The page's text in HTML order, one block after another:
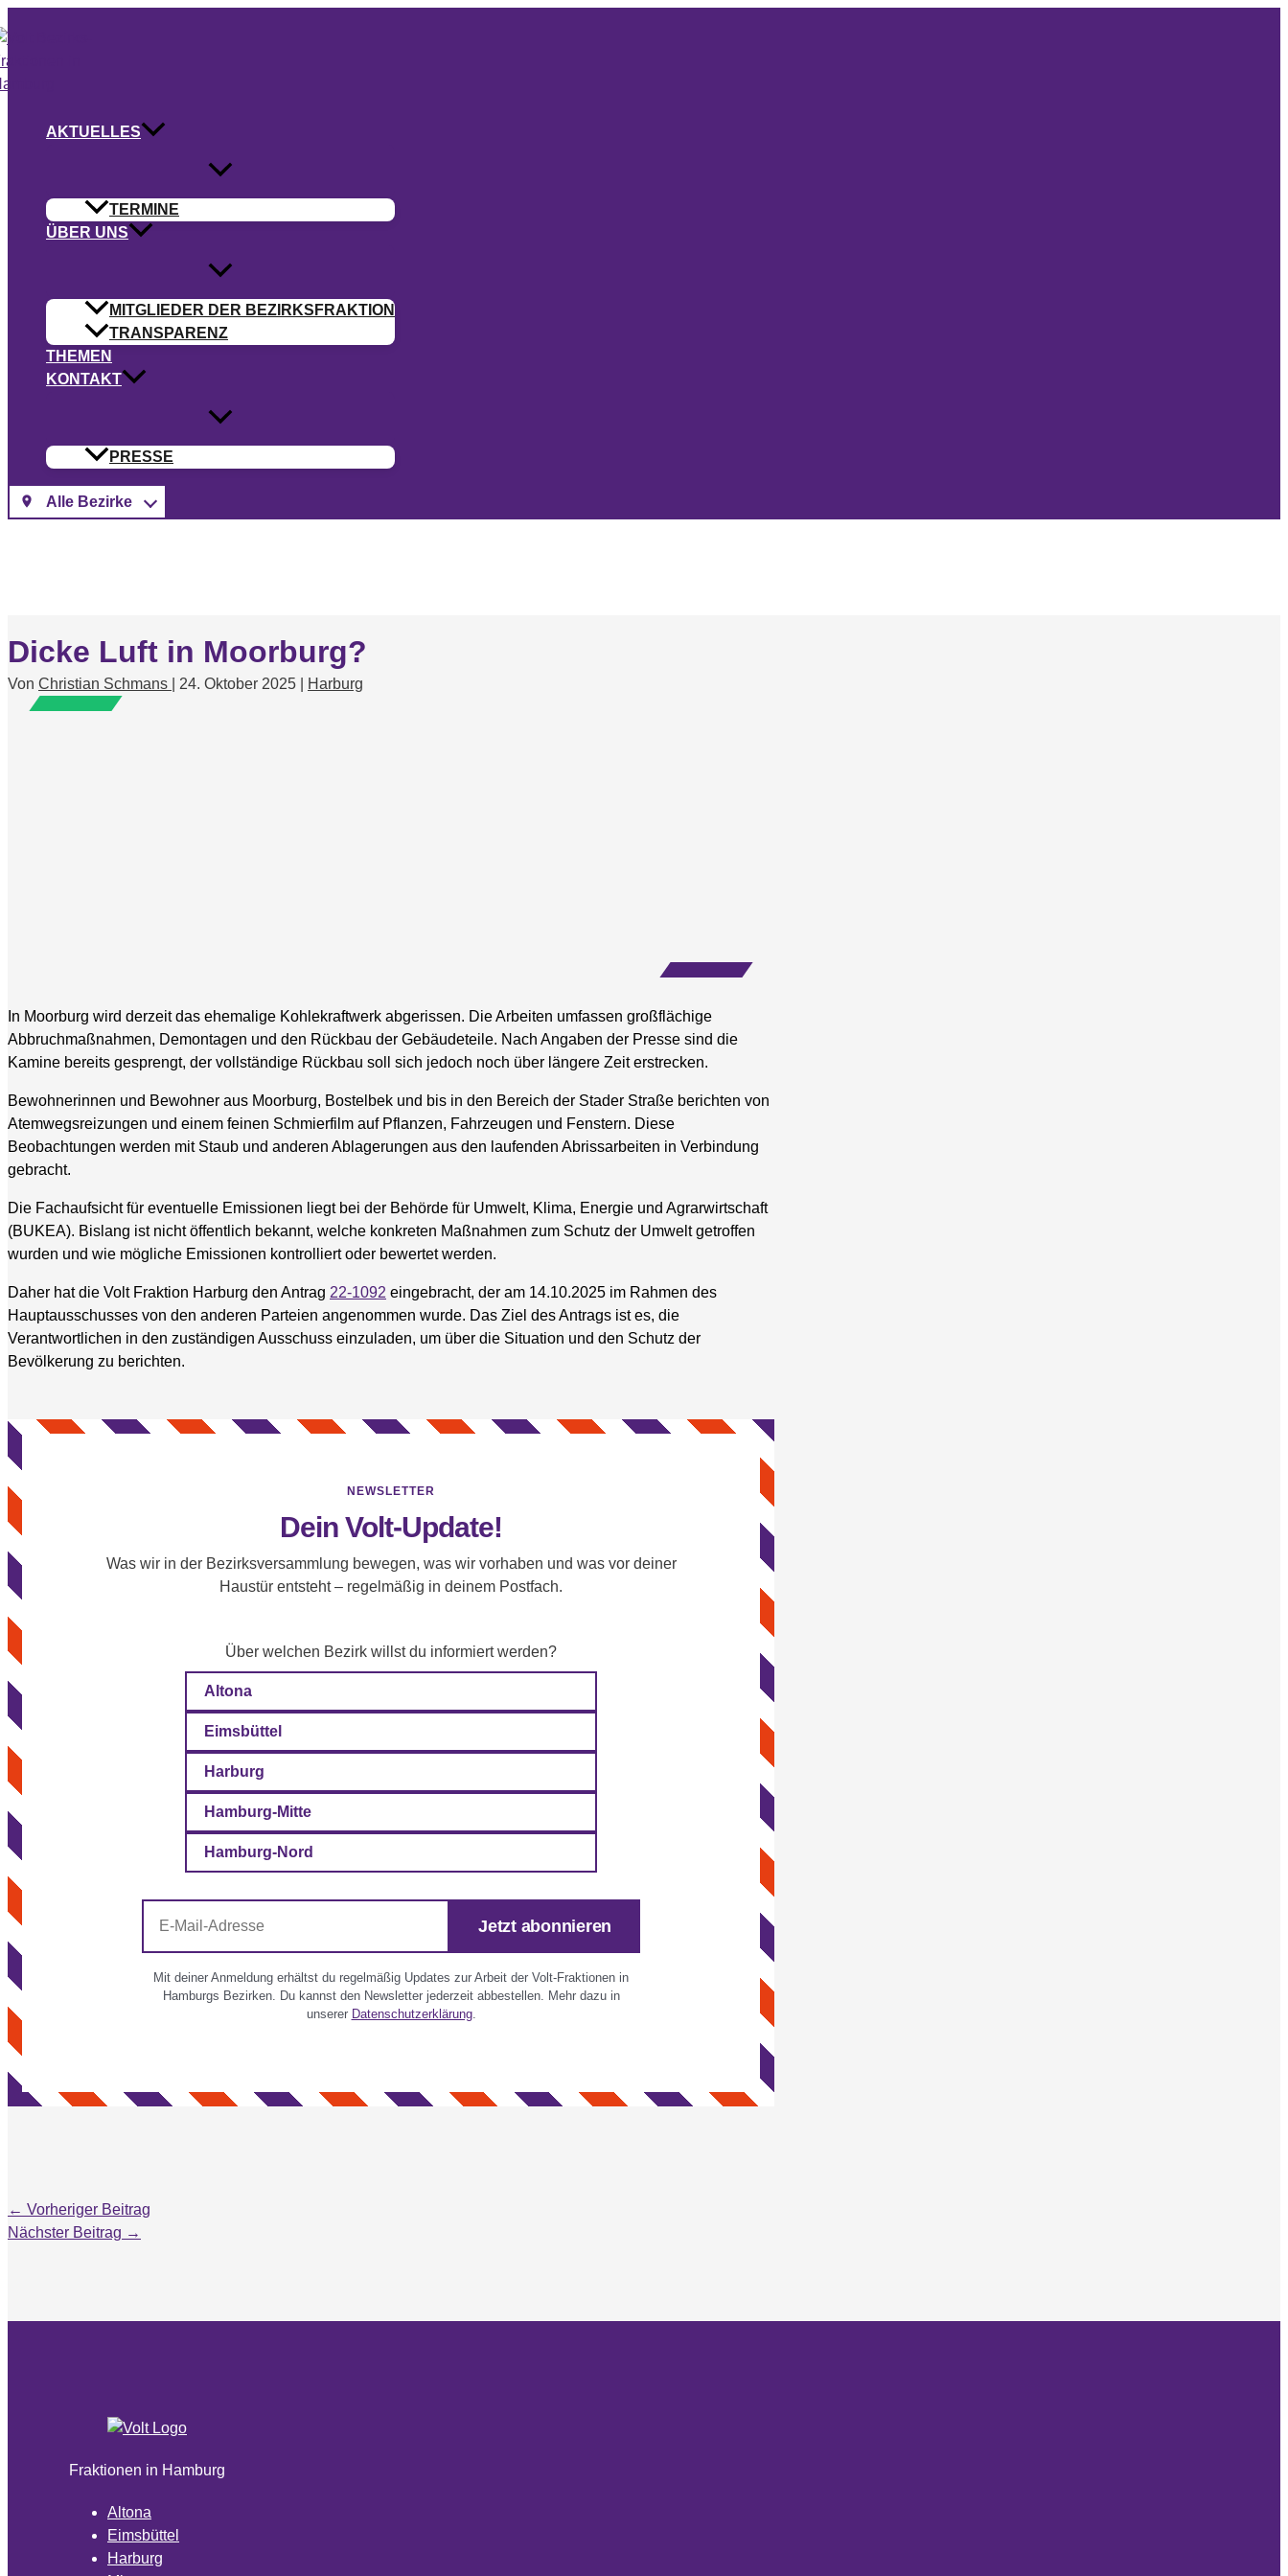
Inhalt
springen
AKTUELLES
TERMINE
ÜBER UNS
MITGLIEDER DER BEZIRKSFRAKTION
TRANSPARENZ
THEMEN
KONTAKT
PRESSE
Dicke Luft in Moorburg?
Von Christian Schmans 24. Oktober 2025 Harburg
In Moorburg wird derzeit das ehemalige Kohlekraftwerk abgerissen. Die Arbeiten umfassen großflächige
Abbruchmaßnahmen, Demontagen und den Rückbau der Gebäudeteile. Nach Angaben der Presse sind die
Kamine bereits gesprengt, der vollständige Rückbau soll sich jedoch noch über längere Zeit erstrecken.
Bewohnerinnen und Bewohner aus Moorburg, Bostelbek und bis in den Bereich der Stader Straße berichten von
Atemwegsreizungen und einem feinen Schmierfilm auf Pflanzen, Fahrzeugen und Fenstern. Diese
Beobachtungen werden mit Staub und anderen Ablagerungen aus den laufenden Abrissarbeiten in Verbindung
gebracht.
Die Fachaufsicht für eventuelle Emissionen liegt bei der Behörde für Umwelt, Klima, Energie und Agrarwirtschaft
(BUKEA). Bislang ist nicht öffentlich bekannt, welche konkreten Maßnahmen zum Schutz der Umwelt getroffen
wurden und wie mögliche Emissionen kontrolliert oder bewertet werden.
Daher hat die Volt Fraktion Harburg den Antrag 22-1092 eingebracht, der am 14.10.2025 im Rahmen des
Hauptausschusses von den anderen Parteien angenommen wurde. Das Ziel des Antrags ist es, die
Verantwortlichen in den zuständigen Ausschuss einzuladen, um über die Situation und den Schutz der
Bevölkerung zu berichten.
NEWSLETTER
Dein Volt-Update!
Was wir in der Bezirksversammlung bewegen, was wir vorhaben und was vor deiner
Haustür entsteht – regelmäßig in deinem Postfach.
Über welchen Bezirk willst du informiert werden?
Altona
Eimsbüttel
Harburg
Hamburg-Mitte
Hamburg-Nord
Mail-
Adresse
Jetzt abonnieren
Mit deiner Anmeldung erhältst du regelmäßig Updates zur Arbeit der Volt-Fraktionen in
Hamburgs Bezirken. Du kannst den Newsletter jederzeit abbestellen. Mehr dazu in
unserer Datenschutzerklärung.
← Vorheriger Beitrag
Nächster Beitrag →
Fraktionen in Hamburg
Altona
Eimsbüttel
Harburg